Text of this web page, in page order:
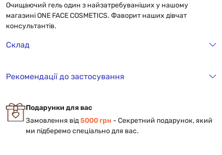
Очищаючий гель один з найзатребуваніших у нашому
магазині ONE FACE COSMETICS. Фаворит наших дівчат
консультантів.
Склад
Рекомендації до застосування
Подарунки для вас
Замовлення від5000 грн - Cекретний подарунок, який
ми підберемо спеціально для вас.